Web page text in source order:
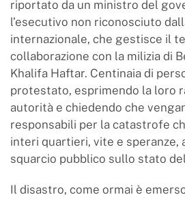
riportato da un ministro del
l’esecutivo non riconosciuto
internazionale, che gestisce il
collaborazione con la milizia di
Khalifa Haftar. Centinaia di
protestato, esprimendo la loro
autorità e chiedendo che
responsabili per la catastrofe
interi quartieri, vite e speranze,
squarcio pubblico sullo stato
Il disastro, come ormai è